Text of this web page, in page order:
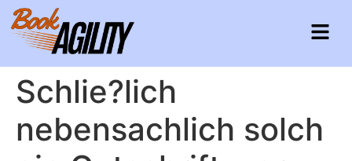
Schlie?lich
nebensachlich solch